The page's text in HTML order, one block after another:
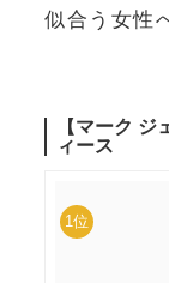
似合う女性